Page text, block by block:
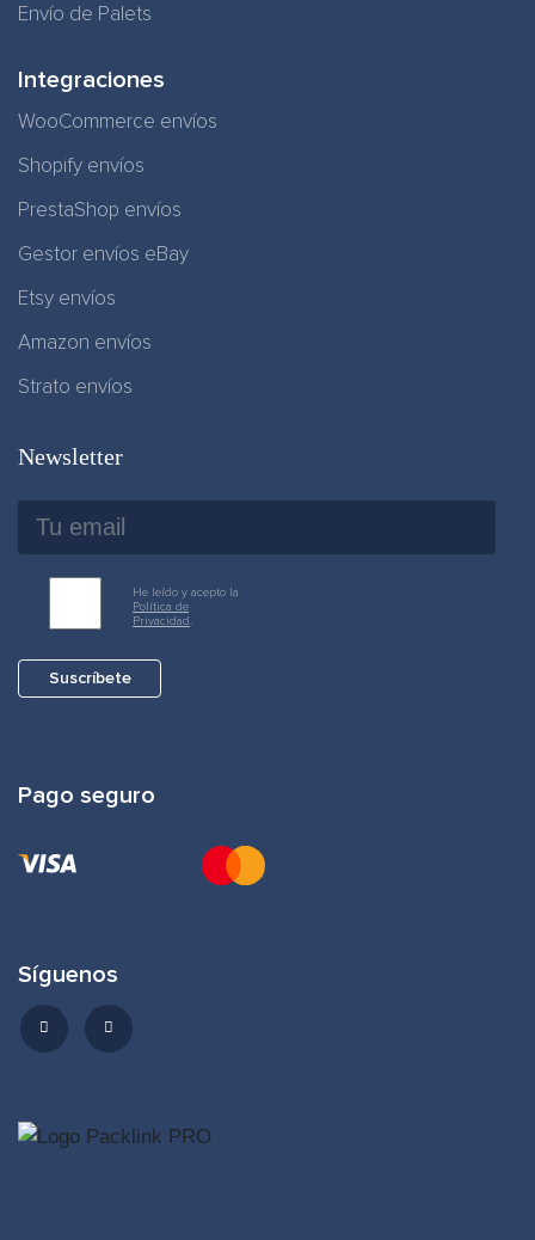
Envío de Palets
Integraciones
WooCommerce envíos
Shopify envíos
PrestaShop envíos
Gestor envíos eBay
Etsy envíos
Amazon envíos
Strato envíos
Newsletter
He leído y acepto la
Política de
Privacidad.
Suscríbete
Síguenos
Pago seguro